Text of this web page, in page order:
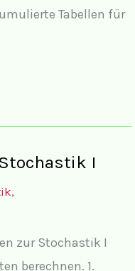
Tabellen für
I
,
zur Stochastik I
berechnen. 1.